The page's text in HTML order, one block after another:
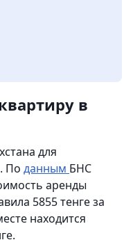
в
для
По данным БНС
аренды
5855 тенге за
находится